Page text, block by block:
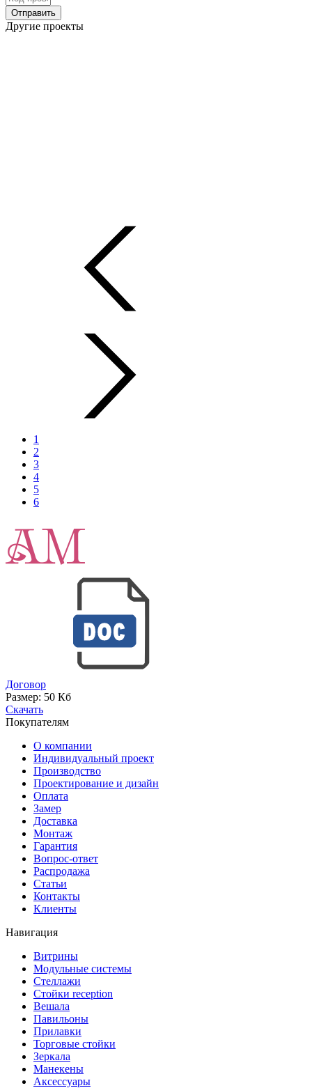
Другие проекты
1
2
3
4
5
6
Договор
Размер: 50 Кб
Скачать
Покупателям
О компании
Индивидуальный проект
Производство
Проектирование и дизайн
Оплата
Замер
Доставка
Монтаж
Гарантия
Вопрос-ответ
Распродажа
Статьи
Контакты
Клиенты
Навигация
Витрины
Модульные системы
Стеллажи
Стойки reception
Вешала
Павильоны
Прилавки
Торговые стойки
Зеркала
Манекены
Аксессуары